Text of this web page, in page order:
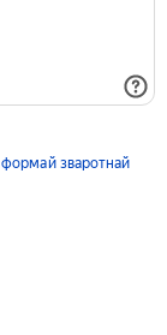
формай зваротнай